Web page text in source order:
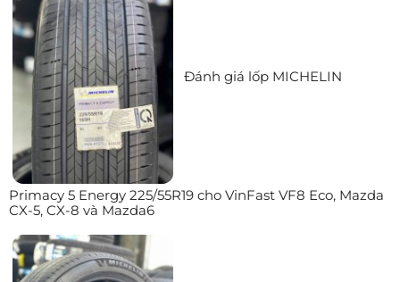
Đánh giá lốp MICHELIN
Primacy 5 Energy 225/55R19 cho VinFast VF8 Eco, Mazda
CX-5, CX-8 và Mazda6